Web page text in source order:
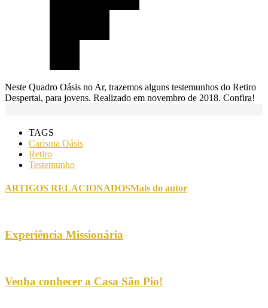
Neste Quadro Oásis no Ar, trazemos alguns testemunhos do Retiro
Despertai, para jovens. Realizado em novembro de 2018. Confira!
TAGS
Carisma Oásis
Retiro
Testemunho
ARTIGOS RELACIONADOSMais do autor
Experiência Missionária
Venha conhecer a Casa São Pio!